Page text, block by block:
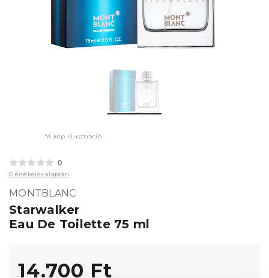
*A kép illusztráció
0
0 értékelés alapján
MONTBLANC
Starwalker
Eau De Toilette 75 ml
14.700 Ft